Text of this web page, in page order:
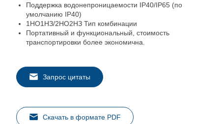
Поддержка водонепроницаемости IP40/IP65 (по
умолчанию IP40)
1НО1НЗ/2НО2НЗ Тип комбинации
Портативный и функциональный, стоимость
транспортировки более экономична.
Запрос цитаты
Скачать в формате PDF